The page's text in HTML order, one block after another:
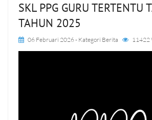
SKL PPG GURU TERTENTU
TAHUN 2025
06 Februari 2026- Kategori Berita 11422